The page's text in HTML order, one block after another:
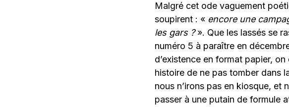
Malgré cet ode vaguement
soupirent : « encore une
les gars ?». Que les lassés se
numéro 5 à paraître en
d’existence en format papier,
histoire de ne pas tomber dans
nous n’irons pas en kiosque,
passer à une putain de formule